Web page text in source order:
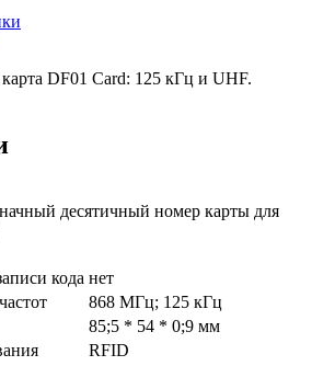
DF01 Card: 125 кГц и UHF.
десятичный номер карты для
кода нет
868 МГц; 125 кГц
85;5 * 54 * 0;9 мм
RFID